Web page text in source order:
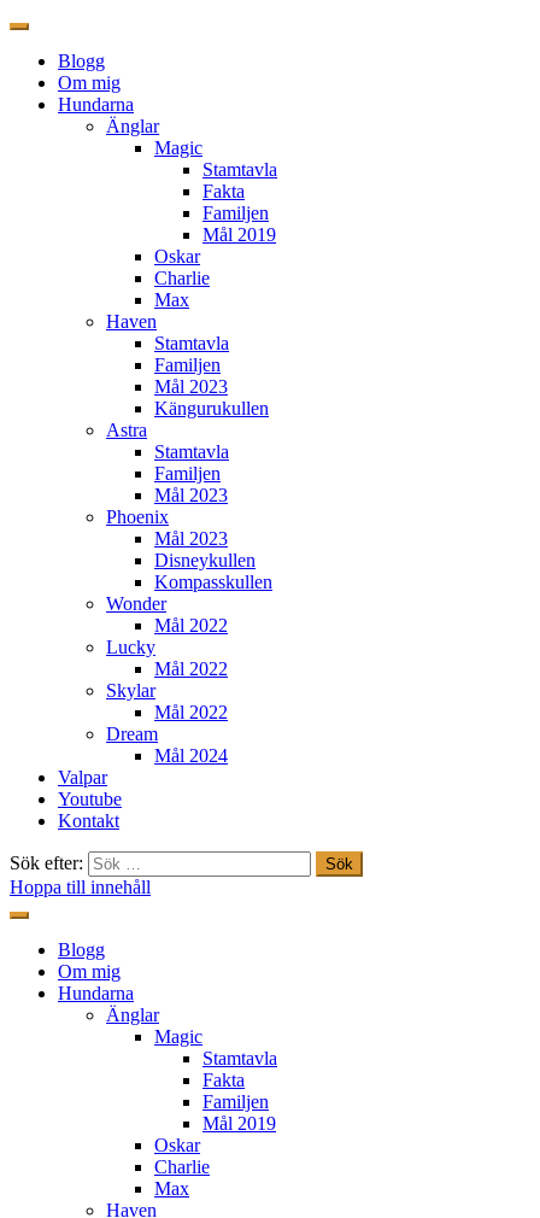
Blogg
Om mig
Hundarna
Änglar
Magic
Stamtavla
Fakta
Familjen
Mål 2019
Oskar
Charlie
Max
Haven
Stamtavla
Familjen
Mål 2023
Kängurukullen
Astra
Stamtavla
Familjen
Mål 2023
Phoenix
Mål 2023
Disneykullen
Kompasskullen
Wonder
Mål 2022
Lucky
Mål 2022
Skylar
Mål 2022
Dream
Mål 2024
Valpar
Youtube
Kontakt
Sök efter:
Hoppa till innehåll
Freestylehundar.se
Blogg
Om mig
Hundarna
Änglar
Magic
Stamtavla
Fakta
Familjen
Mål 2019
Oskar
Charlie
Max
Haven